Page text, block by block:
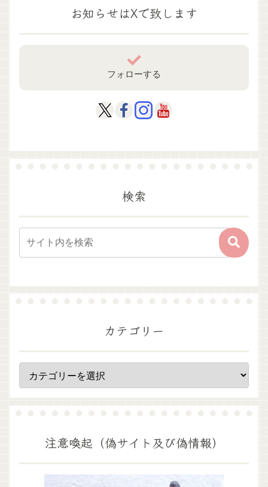
お知らせはXで致します
フォローする
検索
カテゴリー
注意喚起（偽サイト及び偽情報）